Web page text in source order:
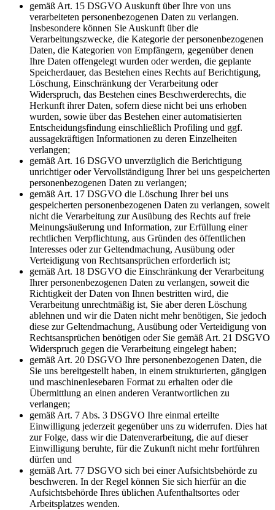
gemäß Art. 15 DSGVO Auskunft über Ihre von uns
verarbeiteten personenbezogenen Daten zu verlangen.
Insbesondere können Sie Auskunft über die
Verarbeitungszwecke, die Kategorie der personenbezogenen
Daten, die Kategorien von Empfängern, gegenüber denen
Ihre Daten offengelegt wurden oder werden, die geplante
Speicherdauer, das Bestehen eines Rechts auf Berichtigung,
Löschung, Einschränkung der Verarbeitung oder
Widerspruch, das Bestehen eines Beschwerderechts, die
Herkunft ihrer Daten, sofern diese nicht bei uns erhoben
wurden, sowie über das Bestehen einer automatisierten
Entscheidungsfindung einschließlich Profiling und ggf.
aussagekräftigen Informationen zu deren Einzelheiten
verlangen;
gemäß Art. 16 DSGVO unverzüglich die Berichtigung
unrichtiger oder Vervollständigung Ihrer bei uns gespeicherten
personenbezogenen Daten zu verlangen;
gemäß Art. 17 DSGVO die Löschung Ihrer bei uns
gespeicherten personenbezogenen Daten zu verlangen, soweit
nicht die Verarbeitung zur Ausübung des Rechts auf freie
Meinungsäußerung und Information, zur Erfüllung einer
rechtlichen Verpflichtung, aus Gründen des öffentlichen
Interesses oder zur Geltendmachung, Ausübung oder
Verteidigung von Rechtsansprüchen erforderlich ist;
gemäß Art. 18 DSGVO die Einschränkung der Verarbeitung
Ihrer personenbezogenen Daten zu verlangen, soweit die
Richtigkeit der Daten von Ihnen bestritten wird, die
Verarbeitung unrechtmäßig ist, Sie aber deren Löschung
ablehnen und wir die Daten nicht mehr benötigen, Sie jedoch
diese zur Geltendmachung, Ausübung oder Verteidigung von
Rechtsansprüchen benötigen oder Sie gemäß Art. 21 DSGVO
Widerspruch gegen die Verarbeitung eingelegt haben;
gemäß Art. 20 DSGVO Ihre personenbezogenen Daten, die
Sie uns bereitgestellt haben, in einem strukturierten, gängigen
und maschinenlesebaren Format zu erhalten oder die
Übermittlung an einen anderen Verantwortlichen zu
verlangen;
gemäß Art. 7 Abs. 3 DSGVO Ihre einmal erteilte
Einwilligung jederzeit gegenüber uns zu widerrufen. Dies hat
zur Folge, dass wir die Datenverarbeitung, die auf dieser
Einwilligung beruhte, für die Zukunft nicht mehr fortführen
dürfen und
gemäß Art. 77 DSGVO sich bei einer Aufsichtsbehörde zu
beschweren. In der Regel können Sie sich hierfür an die
Aufsichtsbehörde Ihres üblichen Aufenthaltsortes oder
Arbeitsplatzes wenden.